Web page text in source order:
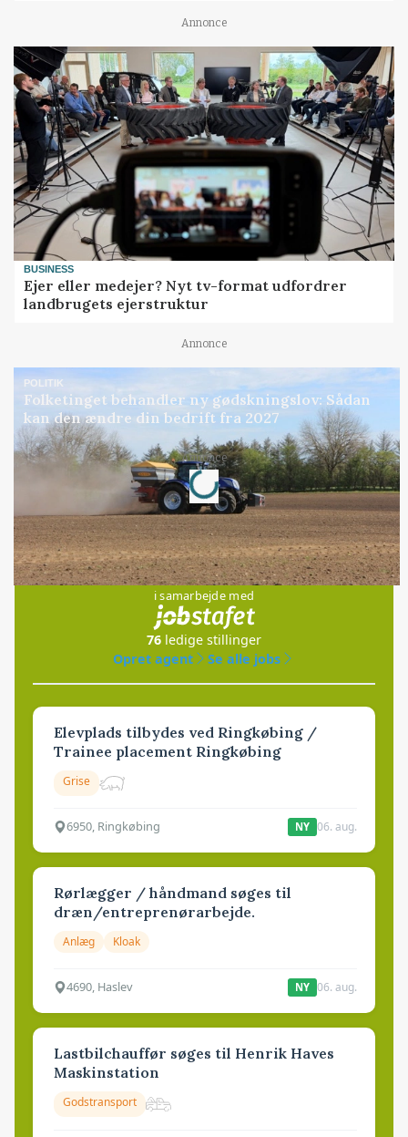
Annonce
BUSINESS
Ejer eller medejer? Nyt tv-format udfordrer
landbrugets ejerstruktur
Annonce
POLITIK
Folketinget behandler ny gødskningslov: Sådan
kan den ændre din bedrift fra 2027
Annonce
Loading...
Jobs
i samarbejde med
76 ledige stillinger
Opret agent
Se alle jobs
Elevplads tilbydes ved Ringkøbing /
Trainee placement Ringkøbing
Grise
6950, Ringkøbing NY 06. aug.
Rørlægger / håndmand søges til
dræn/entreprenørarbejde.
Anlæg Kloak
4690, Haslev NY 06. aug.
Lastbilchauffør søges til Henrik Haves
Maskinstation
Godstransport